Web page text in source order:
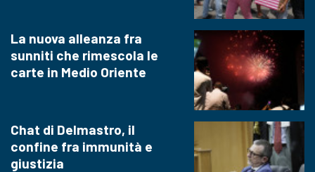
La nuova alleanza fra
sunniti che rimescola le
carte in Medio Oriente
Chat di Delmastro, il
confine fra immunità e
giustizia